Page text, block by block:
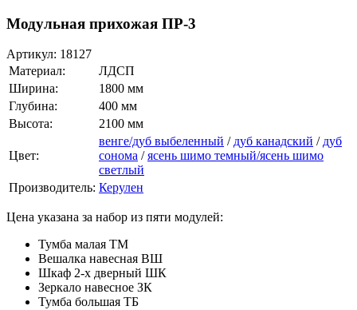
Модульная прихожая ПР-3
Артикул: 18127
Материал:
ЛДСП
Ширина:
1800 мм
Глубина:
400 мм
Высота:
2100 мм
Цвет:
венге/дуб выбеленный / дуб канадский / дуб
сонома /ясень шимо темный/ясень шимо
светлый
Производитель: Керулен
Цена указана за набор из пяти модулей:
Тумба малая ТМ
Вешалка навесная ВШ
Шкаф 2-х дверный ШК
Зеркало навесное ЗК
Тумба большая ТБ